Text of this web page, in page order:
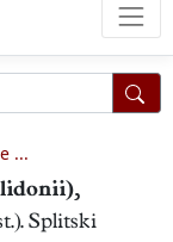
...
Splitski